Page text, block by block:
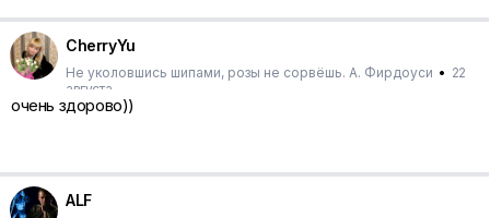
CherryYu
Не уколовшись шипами, розы не сорвёшь. А. Фирдоуси • 22
августа
очень здорово))
ALF